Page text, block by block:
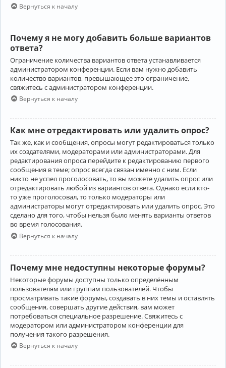
Вернуться к началу
Почему я не могу добавить больше вариантов
ответа?
Ограничение количества вариантов ответа устанавливается
администратором конференции. Если вам нужно добавить
количество вариантов, превышающее это ограничение,
свяжитесь с администратором конференции.
Вернуться к началу
Как мне отредактировать или удалить опрос?
Так же, как и сообщения, опросы могут редактироваться только
их создателями, модераторами или администраторами. Для
редактирования опроса перейдите к редактированию первого
сообщения в теме; опрос всегда связан именно с ним. Если
никто не успел проголосовать, то вы можете удалить опрос или
отредактировать любой из вариантов ответа. Однако если кто-
то уже проголосовал, то только модераторы или
администраторы могут отредактировать или удалить опрос. Это
сделано для того, чтобы нельзя было менять варианты ответов
во время голосования.
Вернуться к началу
Почему мне недоступны некоторые форумы?
Некоторые форумы доступны только определённым
пользователям или группам пользователей. Чтобы
просматривать такие форумы, создавать в них темы и оставлять
сообщения, совершать другие действия, вам может
потребоваться специальное разрешение. Свяжитесь с
модератором или администратором конференции для
получения такого разрешения.
Вернуться к началу